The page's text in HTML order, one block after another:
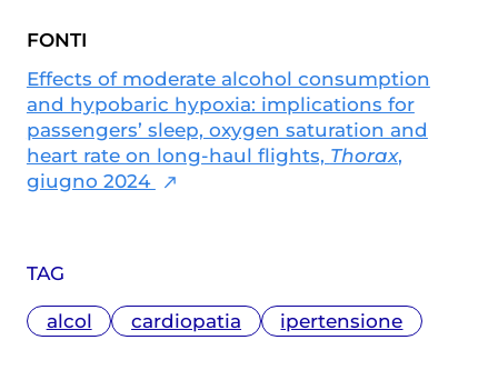
TAG
alcol cardiopatia ipertensione
specialmente in ambito materno-
infantile
FONTI
Effects of moderate alcohol consumption
and hypobaric hypoxia: implications for
passengers’ sleep, oxygen saturation and
heart rate on long-haul flights, Thorax,
giugno 2024